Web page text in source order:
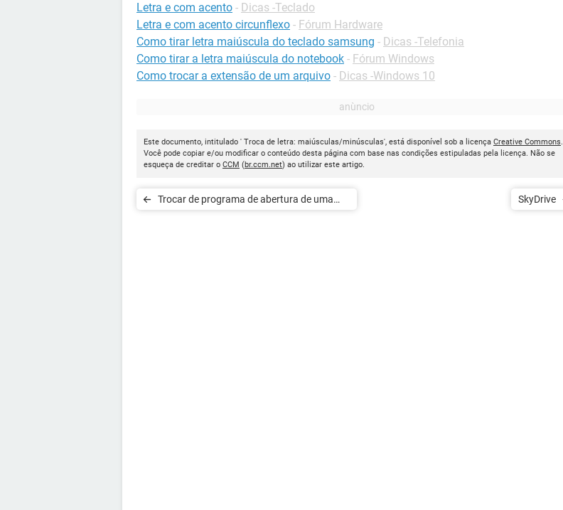
Letra e com acento - Dicas -Teclado
Letra e com acento circunflexo - Fórum Hardware
Como tirar letra maiúscula do teclado samsung - Dicas -Telefonia
Como tirar a letra maiúscula do notebook - Fórum Windows
Como trocar a extensão de um arquivo - Dicas -Windows 10
Este documento, intitulado ' Troca de letra: maiúsculas/minúsculas', está disponível sob a licença Creative Commons.
Você pode copiar e/ou modificar o conteúdo desta página com base nas condições estipuladas pela licença. Não se
esqueça de creditar o CCM (br.ccm.net) ao utilizar este artigo.
Trocar de programa de abertura de uma
SkyDrive